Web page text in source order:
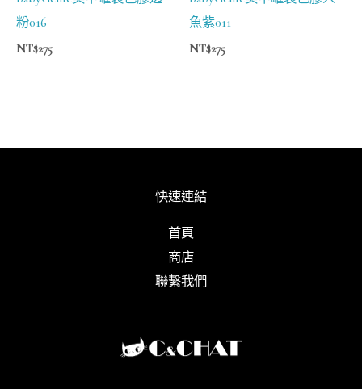
粉016
NT$275
魚紫011
NT$275
快速連結
首頁
商店
聯繫我們